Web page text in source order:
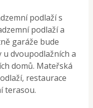
podlaží s
podlaží a
garáže bude
u dvoupodlažních a
domů. Mateřská
restaurace
terasou.